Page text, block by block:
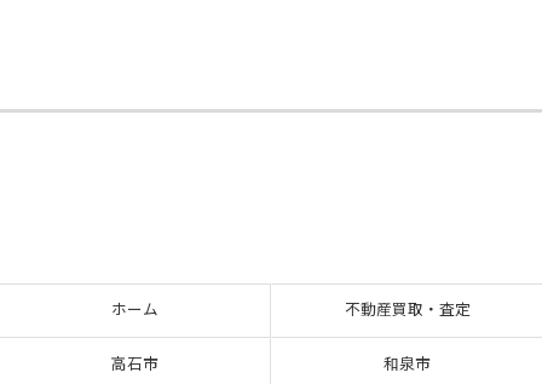
ホーム 不動産買取・査定
高石市 和泉市